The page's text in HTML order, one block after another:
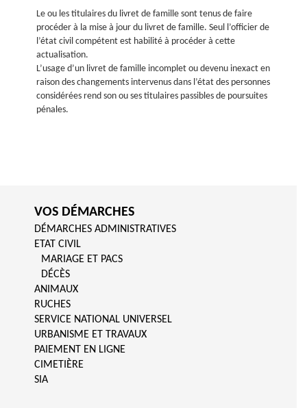
Le ou les titulaires du livret de famille sont tenus de faire
procéder à la mise à jour du livret de famille. Seul l’officier de
l’état civil compétent est habilité à procéder à cette
actualisation.
L’usage d’un livret de famille incomplet ou devenu inexact en
raison des changements intervenus dans l’état des personnes
considérées rend son ou ses titulaires passibles de poursuites
pénales.
VOS DÉMARCHES
DÉMARCHES ADMINISTRATIVES
ETAT CIVIL
MARIAGE ET PACS
DÉCÈS
ANIMAUX
RUCHES
SERVICE NATIONAL UNIVERSEL
URBANISME ET TRAVAUX
PAIEMENT EN LIGNE
CIMETIÈRE
SIA